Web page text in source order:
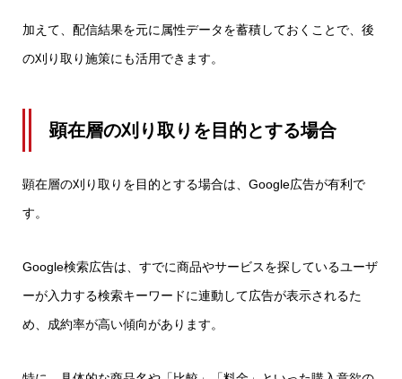
加えて、配信結果を元に属性データを蓄積しておくことで、後
の刈り取り施策にも活用できます。
顕在層の刈り取りを目的とする場合
顕在層の刈り取りを目的とする場合は、Google広告が有利で
す。
Google検索広告は、すでに商品やサービスを探しているユーザ
ーが入力する検索キーワードに連動して広告が表示されるた
め、成約率が高い傾向があります。